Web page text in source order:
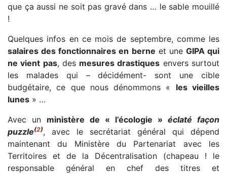
que ça aussi ne soit pas gravé dans … le sable mouillé
!
Quelques infos en ce mois de septembre, comme les
salaires des fonctionnaires en berne et une GIPA qui
ne vient pas, des mesures drastiques envers surtout
les malades qui – décidément- sont une cible
budgétaire, ce que nous dénommons « les vieilles
lunes » …
Avec un ministère de « l’écologie » éclaté façon
puzzle(2), avec le secrétariat général qui dépend
maintenant du Ministère du Partenariat avec les
Territoires et de la Décentralisation (chapeau ! le
responsable général en chef des titres et